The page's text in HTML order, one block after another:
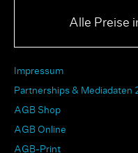
Alle Preise
Impressum
Partnerships & Mediadaten
AGB Shop
AGB Online
AGB-Print